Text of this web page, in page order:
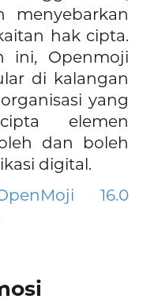
menyebarkan
hak cipta.
ini, Openmoji
di kalangan
yang
elemen
dan boleh
digital.
16.0